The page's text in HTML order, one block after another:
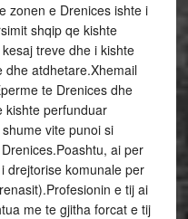
zonen e Drenices ishte i
shqip qe kishte
treve dhe i kishte
dhe atdhetare.Xhemail
te Drenices dhe
kishte perfunduar
vite punoi si
ai per
drejtorise komunale per
e tij ai
me te gjitha forcat e tij